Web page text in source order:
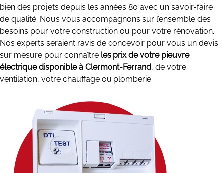
bien des projets depuis les années 80 avec un savoir-faire
de qualité. Nous vous accompagnons sur l’ensemble des
besoins pour votre construction ou pour votre rénovation.
Nos experts seraient ravis de concevoir pour vous un devis
sur mesure pour connaître les prix de votre pieuvre
électrique disponible à Clermont-Ferrand, de votre
ventilation, votre chauffage ou plomberie.